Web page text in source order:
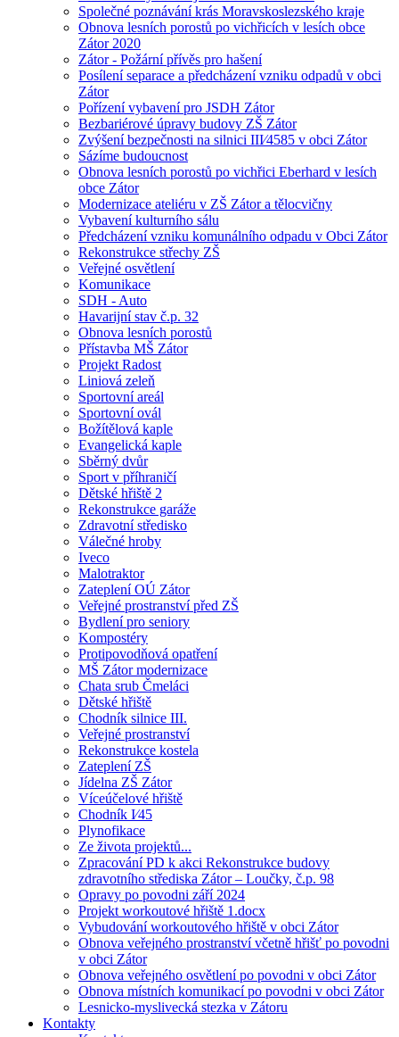
Společné poznávání krás Moravskoslezského kraje
Obnova lesních porostů po vichřicích v lesích obce
Zátor 2020
Zátor - Požární přívěs pro hašení
Posílení separace a předcházení vzniku odpadů v obci
Zátor
Pořízení vybavení pro JSDH Zátor
Bezbariérové úpravy budovy ZŠ Zátor
Zvýšení bezpečnosti na silnici III⁄4585 v obci Zátor
Sázíme budoucnost
Obnova lesních porostů po vichřici Eberhard v lesích
obce Zátor
Modernizace ateliéru v ZŠ Zátor a tělocvičny
Vybavení kulturního sálu
Předcházení vzniku komunálního odpadu v Obci Zátor
Rekonstrukce střechy ZŠ
Veřejné osvětlení
Komunikace
SDH - Auto
Havarijní stav č.p. 32
Obnova lesních porostů
Přístavba MŠ Zátor
Projekt Radost
Liniová zeleň
Sportovní areál
Sportovní ovál
Božítělová kaple
Evangelická kaple
Sběrný dvůr
Sport v příhraničí
Dětské hřiště 2
Rekonstrukce garáže
Zdravotní středisko
Válečné hroby
Iveco
Malotraktor
Zateplení OÚ Zátor
Veřejné prostranství před ZŠ
Bydlení pro seniory
Kompostéry
Protipovodňová opatření
MŠ Zátor modernizace
Chata srub Čmeláci
Dětské hřiště
Chodník silnice III.
Veřejné prostranství
Rekonstrukce kostela
Zateplení ZŠ
Jídelna ZŠ Zátor
Víceúčelové hřiště
Chodník I⁄45
Plynofikace
Ze života projektů...
Zpracování PD k akci Rekonstrukce budovy
zdravotního střediska Zátor – Loučky, č.p. 98
Opravy po povodni září 2024
Projekt workoutové hřiště 1.docx
Vybudování workoutového hřiště v obci Zátor
Obnova veřejného prostranství včetně hřišť po povodni
v obci Zátor
Obnova veřejného osvětlení po povodni v obci Zátor
Obnova místních komunikací po povodni v obci Zátor
Lesnicko-myslivecká stezka v Zátoru
Kontakty